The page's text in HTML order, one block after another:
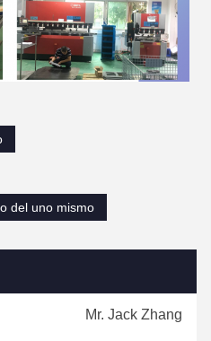
del uno mismo
Mr. Jack Zhang